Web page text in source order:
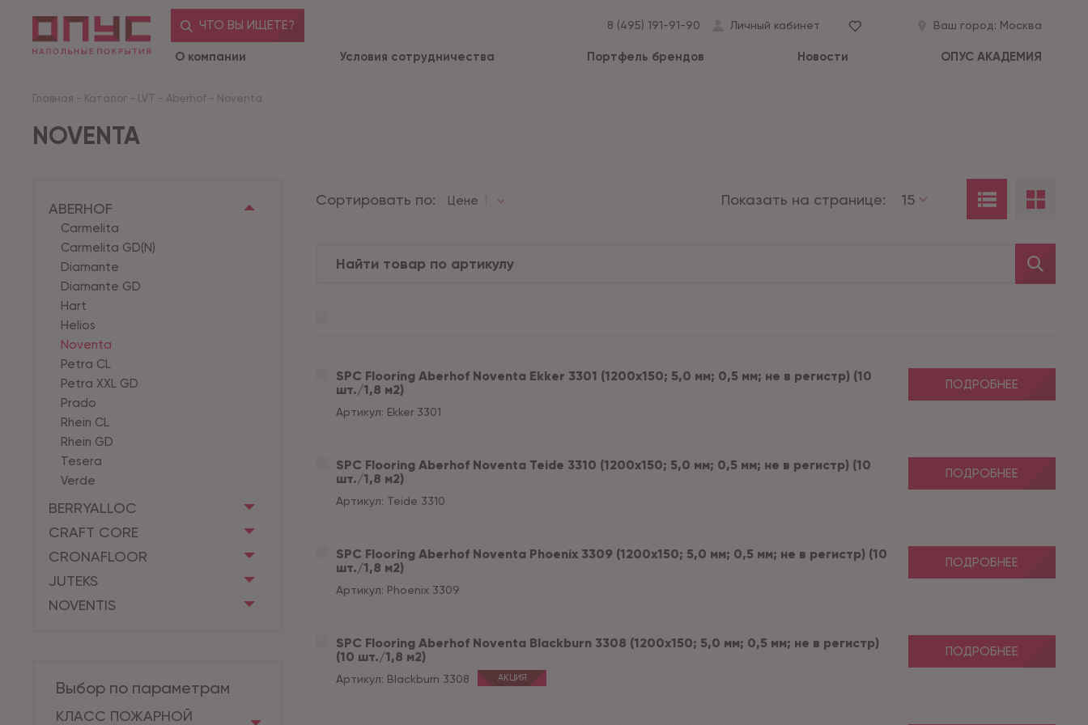
ЧТО ВЫ ИЩЕТЕ? 8 (495) 191-91-90 Личный кабинет Ваш город: Москва
О компании Условия сотрудничества Портфель брендов Новости ОПУС АКАДЕМИЯ
Главная - Каталог - LVT - Aberhof - Noventa
NOVENTA
ABERHOF
Carmelita
Carmelita GD(N)
Diamante
Diamante GD
Hart
Helios
Noventa
Petra CL
Petra XXL GD
Prado
Rhein CL
Rhein GD
Tesera
Verde
BERRYALLOC
CRAFT CORE
CRONAFLOOR
JUTEKS
NOVENTIS
Выбор по параметрам
КЛАСС ПОЖАРНОЙ
Сортировать по: Цене Показать на странице: 15
SPC Flooring Aberhof Noventa Ekker 3301 (1200х150; 5,0 мм; 0,5 мм; не в регистр) (10
шт./1,8 м2)
Артикул: Ekker 3301
ПОДРОБНЕЕ
SPC Flooring Aberhof Noventa Teide 3310 (1200х150; 5,0 мм; 0,5 мм; не в регистр) (10
шт./1,8 м2)
Артикул: Teide 3310
ПОДРОБНЕЕ
SPC Flooring Aberhof Noventa Phoenix 3309 (1200х150; 5,0 мм; 0,5 мм; не в регистр) (10
шт./1,8 м2)
Артикул: Phoenix 3309
ПОДРОБНЕЕ
SPC Flooring Aberhof Noventa Blackburn 3308 (1200х150; 5,0 мм; 0,5 мм; не в регистр)
(10 шт./1,8 м2)
Артикул: Blackburn 3308 АКЦИЯ
ПОДРОБНЕЕ